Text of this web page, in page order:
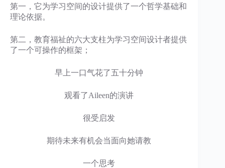
第一，它为学习空间的设计提供了一个哲学基础和
理论依据。
第二，教育福祉的六大支柱为学习空间设计者提供
了一个可操作的框架；
早上一口气花了五十分钟
观看了Aileen的演讲
很受启发
期待未来有机会当面向她请教
一个思考